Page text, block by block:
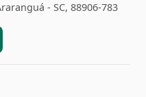
- SC, 88906-783